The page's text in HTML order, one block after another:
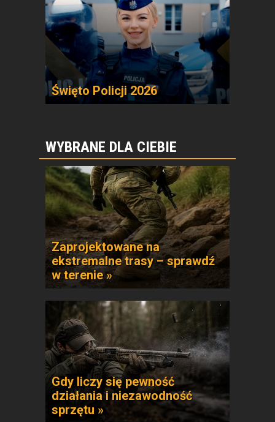
Święto Policji 2026
WYBRANE DLA CIEBIE
Zaprojektowane na
ekstremalne trasy – sprawdź
w terenie »
Gdy liczy się pewność
działania i niezawodność
sprzętu »